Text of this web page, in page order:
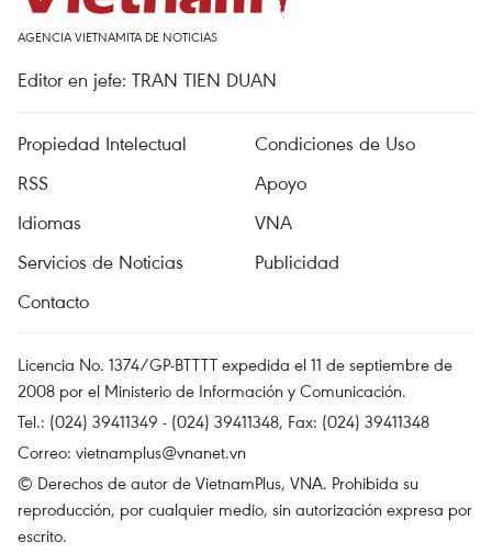
AGENCIA VIETNAMITA DE NOTICIAS
Editor en jefe: TRAN TIEN DUAN
Propiedad Intelectual
Condiciones de Uso
RSS
Apoyo
Idiomas
VNA
Servicios de Noticias
Publicidad
Contacto
Licencia No. 1374/GP-BTTTT expedida el 11 de septiembre de
2008 por el Ministerio de Información y Comunicación.
Tel.: (024) 39411349 - (024) 39411348, Fax: (024) 39411348
Correo: vietnamplus@vnanet.vn
© Derechos de autor de VietnamPlus, VNA. Prohibida su
reproducción, por cualquier medio, sin autorización expresa por
escrito.